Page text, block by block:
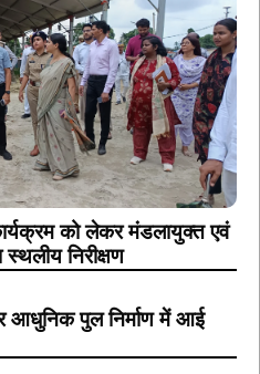
को लेकर मंडलायुक्त एवं
निरीक्षण
आधुनिक पुल निर्माण में आई